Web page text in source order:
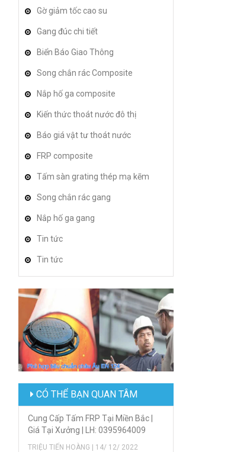
Gờ giảm tốc cao su
Gang đúc chi tiết
Biển Báo Giao Thông
Song chắn rác Composite
Nắp hố ga composite
Kiến thức thoát nước đô thị
Báo giá vật tư thoát nước
FRP composite
Tấm sàn grating thép mạ kẽm
Song chắn rác gang
Nắp hố ga gang
Tin tức
Tin tức
CÓ THỂ BẠN QUAN TÂM
Cung Cấp Tấm FRP Tại Miền Bắc |
Giá Tại Xưởng | LH: 0395964009
TRIỆU TIẾN HOÀNG | 14/ 12/ 2022